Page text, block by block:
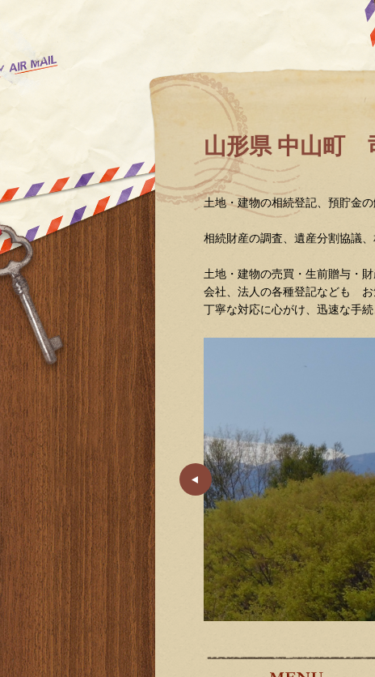
山形県 中山町
土地・建物の相続登記、預貯金
相続財産の調査、遺産分割協議
土地・建物の売買・生前贈与・
会社、法人の各種登記なども お
丁寧な対応に心がけ、迅速な手続